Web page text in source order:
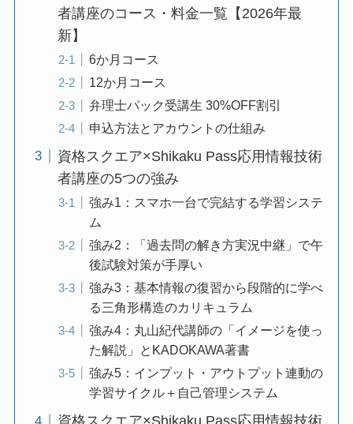
者講座のコース・料金一覧【2026年最
新】
6か月コース
12か月コース
弁理士パック受講生 30%OFF割引
申込方法とアカウントの仕組み
資格スクエア×Shikaku Pass応用情報技術
者講座の5つの強み
強み1：スマホ一台で完結する学習システ
ム
強み2：「過去問の解き方実況中継」で午
後試験対策が手厚い
強み3：基本情報の復習から段階的に学べ
る三角形構造のカリキュラム
強み4：丸山紀代講師の「イメージを使っ
た解説」とKADOKAWA著書
強み5：インプット・アウトプット連動の
学習サイクル＋自己管理システム